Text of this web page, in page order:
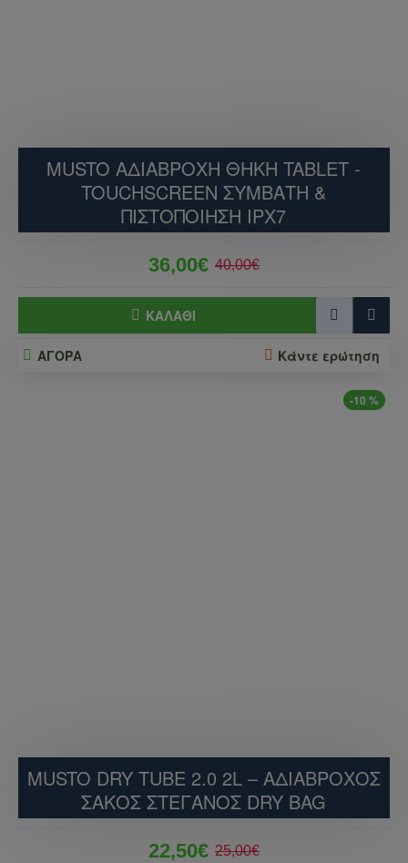
MUSTO ΑΔΙΆΒΡΟΧΗ ΘΉΚΗ TABLET -
TOUCHSCREEN ΣΥΜΒΑΤΉ &
ΠΙΣΤΟΠΟΊΗΣΗ IPX7
36,00€ 40,00€
ΚΑΛΆΘΙ
ΑΓΟΡΑ Κάντε ερώτηση
-10 %
MUSTO DRY TUBE 2.0 2L – ΑΔΙΆΒΡΟΧΟΣ
ΣΆΚΟΣ ΣΤΕΓΑΝΌΣ DRY BAG
22,50€ 25,00€